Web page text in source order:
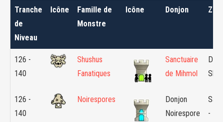
Tranche
de
Niveau
Icône
Famille de
Monstre
Icône Donjon
126 -
140
Shushus
Fanatiques
Sanctuaire
de Mihmol
126 -
140
Noirespores
Donjon
Noirespore
- La